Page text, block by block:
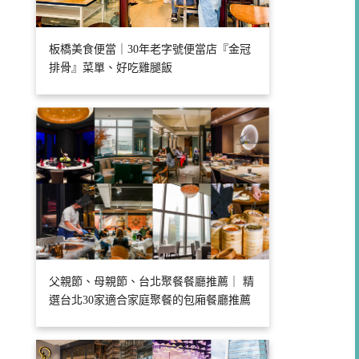
板橋美食便當｜30年老字號便當店『金冠
排骨』菜單、好吃雞腿飯
父親節、母親節、台北聚餐餐廳推薦｜ 精
選台北30家適合家庭聚餐的包廂餐廳推薦